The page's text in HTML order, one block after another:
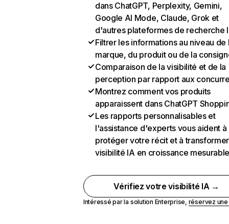
dans ChatGPT, Perplexity, Gemini,
Google AI Mode, Claude, Grok et
d'autres plateformes de recherche
Filtrer les informations au niveau de
marque, du produit ou de la
Comparaison de la visibilité et de la
perception par rapport aux
Montrez comment vos produits
apparaissent dans ChatGPT
Les rapports personnalisables et
l'assistance d'experts vous aident à
protéger votre récit et à
visibilité IA en croissance
Vérifiez votre visibilité IA →
Intéressé par la solution Enterprise, réservez